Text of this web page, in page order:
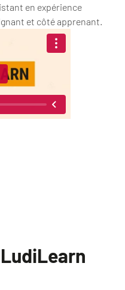
en expérience
et côté apprenant.